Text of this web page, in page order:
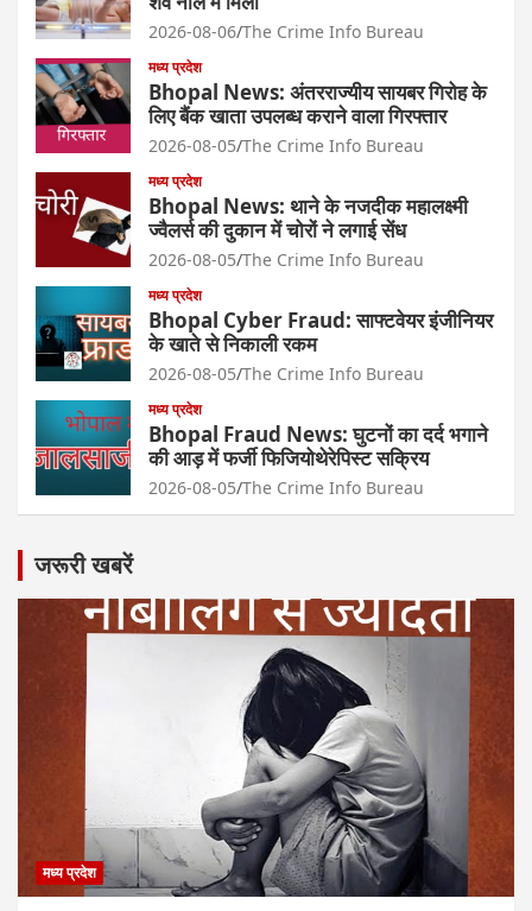
2026-08-06 The Crime Info Bureau
मध्य प्रदेश
Bhopal News: अंतरराज्यीय सायबर गिरोह के
लिए बैंक खाता उपलब्ध कराने वाला गिरफ्तार
2026-08-05 The Crime Info Bureau
मध्य प्रदेश
Bhopal News: थाने के नजदीक महालक्ष्मी
ज्वैलर्स की दुकान में चोरों ने लगाई सेंध
2026-08-05 The Crime Info Bureau
मध्य प्रदेश
Bhopal Cyber Fraud: साफ्टवेयर इंजीनियर
के खाते से निकाली रकम
2026-08-05 The Crime Info Bureau
मध्य प्रदेश
Bhopal Fraud News: घुटनों का दर्द भगाने
की आड़ में फर्जी फिजियोथेरेपिस्ट सक्रिय
2026-08-05 The Crime Info Bureau
जरूरी खबरें
मध्य प्रदेश